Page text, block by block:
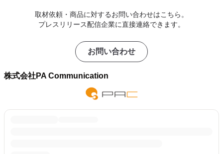
取材依頼・商品に対するお問い合わせはこちら。
プレスリリース配信企業に直接連絡できます。
お問い合わせ
株式会社PA Communication